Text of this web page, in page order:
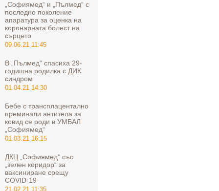
„Софиямед“ и „Пълмед“ с
последно поколение
апаратура за оценка на
коронарната болест на
сърцето
09.06.21 11:45
В „Пълмед“ спасиха 29-
годишна родилка с ДИК
синдром
01.04.21 14:30
Бебе с трансплацентално
преминали антитела за
ковид се роди в УМБАЛ
„Софиямед“
01.03.21 16:15
ДКЦ „Софиямед“ със
„зелен коридор“ за
ваксиниране срещу
COVID-19
21.02.21 11:35